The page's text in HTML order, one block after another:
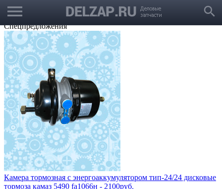
menu search
Выбрать город
Корзина
Заказать звонок
Спецпредложения
Камера тормозная с энергоаккумулятором тип-24/24 дисковые
тормоза камаз 5490 fa1066н - 2100руб.